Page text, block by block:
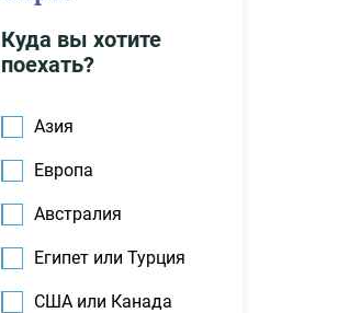
Куда вы хотите
поехать?
Азия
Европа
Австралия
Египет или Турция
США или Канада